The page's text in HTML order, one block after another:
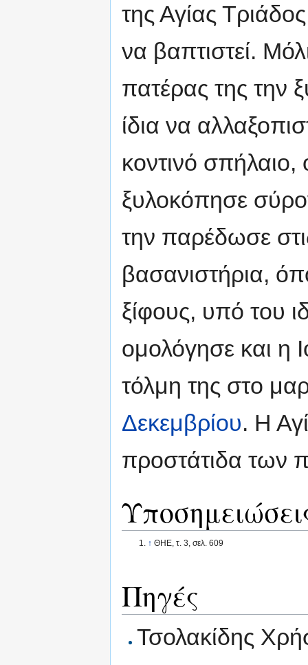
της Αγίας
να βαπτιστεί.
πατέρας της την
ίδια να
κοντινό
ξυλοκόπησε
την παρέδωσε
βασανιστήρια,
ξίφους, υπό του
ομολόγησε και η
τόλμη της στο
Δεκεμβρίου. Η
προστάτιδα των
↑ ΘΗΕ, τ. 3, σελ. 609
Πηγές
Τσολακίδης